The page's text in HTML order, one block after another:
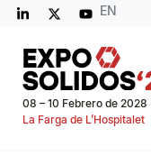
EN
08 – 10 Febrero de 2028
La Farga de L’Hospitalet